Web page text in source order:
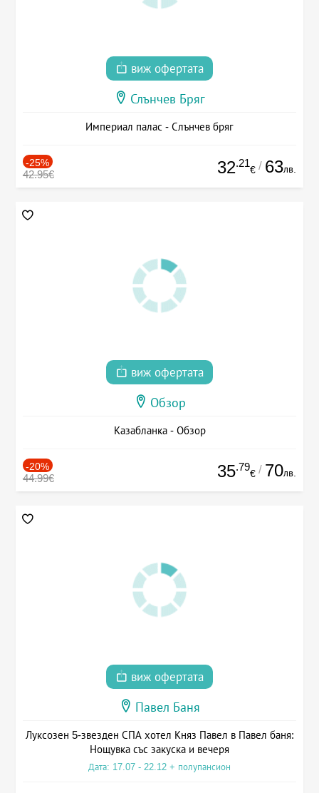
виж офертата
Слънчев Бряг
Империал палас - Слънчев бряг
-25%
42.95€ 32.21
€ / 63лв.
виж офертата
Обзор
Казабланка - Обзор
-20%
44.99€ 35.79
€ / 70лв.
виж офертата
Павел Баня
Луксозен 5-звезден СПА хотел Княз Павел в Павел баня:
Нощувка със закуска и вечеря
Дата: 17.07 - 22.12 + полупансион